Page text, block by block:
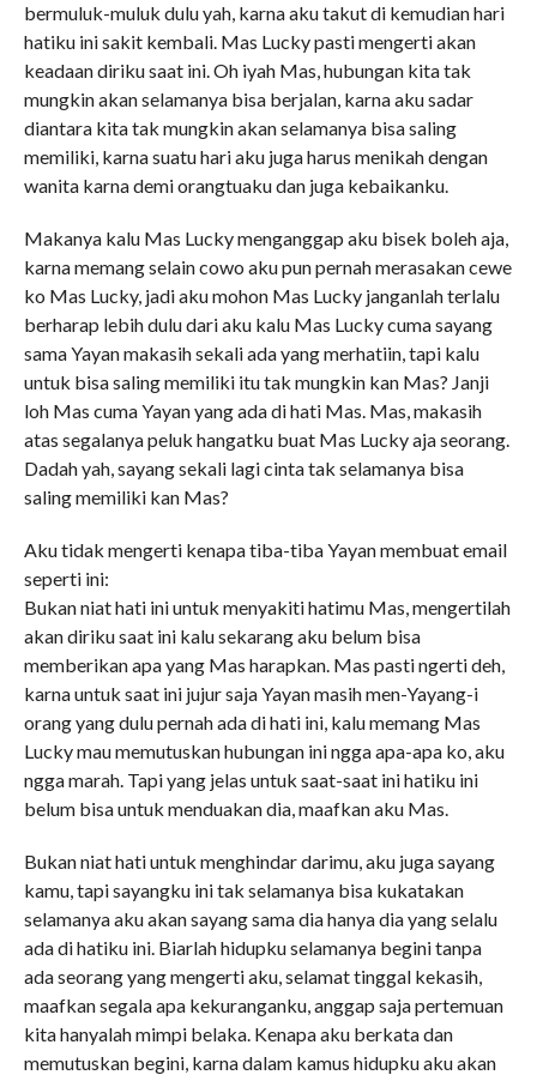
bermuluk-muluk dulu yah, karna aku takut di kemudian hari
hatiku ini sakit kembali. Mas Lucky pasti mengerti akan
keadaan diriku saat ini. Oh iyah Mas, hubungan kita tak
mungkin akan selamanya bisa berjalan, karna aku sadar
diantara kita tak mungkin akan selamanya bisa saling
memiliki, karna suatu hari aku juga harus menikah dengan
wanita karna demi orangtuaku dan juga kebaikanku.
Makanya kalu Mas Lucky menganggap aku bisek boleh aja,
karna memang selain cowo aku pun pernah merasakan cewe
ko Mas Lucky, jadi aku mohon Mas Lucky janganlah terlalu
berharap lebih dulu dari aku kalu Mas Lucky cuma sayang
sama Yayan makasih sekali ada yang merhatiin, tapi kalu
untuk bisa saling memiliki itu tak mungkin kan Mas? Janji
loh Mas cuma Yayan yang ada di hati Mas. Mas, makasih
atas segalanya peluk hangatku buat Mas Lucky aja seorang.
Dadah yah, sayang sekali lagi cinta tak selamanya bisa
saling memiliki kan Mas?
Aku tidak mengerti kenapa tiba-tiba Yayan membuat email
seperti ini:
Bukan niat hati ini untuk menyakiti hatimu Mas, mengertilah
akan diriku saat ini kalu sekarang aku belum bisa
memberikan apa yang Mas harapkan. Mas pasti ngerti deh,
karna untuk saat ini jujur saja Yayan masih men-Yayang-i
orang yang dulu pernah ada di hati ini, kalu memang Mas
Lucky mau memutuskan hubungan ini ngga apa-apa ko, aku
ngga marah. Tapi yang jelas untuk saat-saat ini hatiku ini
belum bisa untuk menduakan dia, maafkan aku Mas.
Bukan niat hati untuk menghindar darimu, aku juga sayang
kamu, tapi sayangku ini tak selamanya bisa kukatakan
selamanya aku akan sayang sama dia hanya dia yang selalu
ada di hatiku ini. Biarlah hidupku selamanya begini tanpa
ada seorang yang mengerti aku, selamat tinggal kekasih,
maafkan segala apa kekuranganku, anggap saja pertemuan
kita hanyalah mimpi belaka. Kenapa aku berkata dan
memutuskan begini, karna dalam kamus hidupku aku akan